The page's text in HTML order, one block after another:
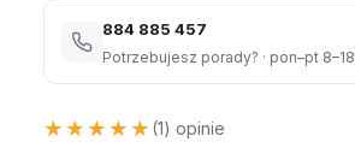
884 885 457
Potrzebujesz porady? · pon–pt 8–18
★★★★★
★★★★★ (1) opinie